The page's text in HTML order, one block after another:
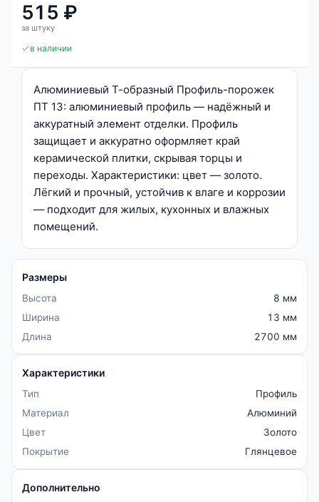
515 ₽
за штуку
в наличии
Алюминиевый Т-образный Профиль-порожек
ПТ 13: алюминиевый профиль — надёжный и
аккуратный элемент отделки. Профиль
защищает и аккуратно оформляет край
керамической плитки, скрывая торцы и
переходы. Характеристики: цвет — золото.
Лёгкий и прочный, устойчив к влаге и коррозии
— подходит для жилых, кухонных и влажных
помещений.
Размеры
Высота
8 мм
Ширина
13 мм
Длина
2700 мм
Характеристики
Тип
Профиль
Материал
Алюминий
Цвет
Золото
Покрытие
Глянцевое
Дополнительно